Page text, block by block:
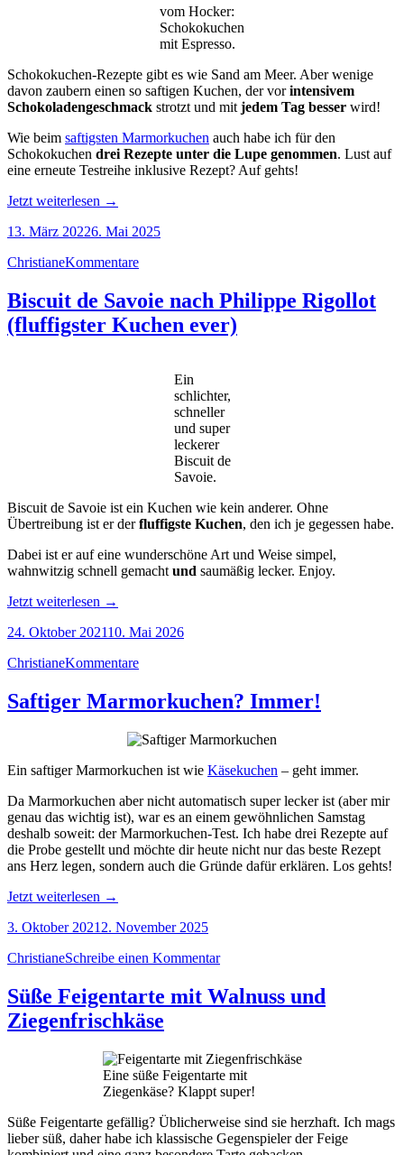
vom Hocker:
Schokokuchen
mit Espresso.
Schokokuchen-Rezepte gibt es wie Sand am Meer. Aber wenige
davon zaubern einen so saftigen Kuchen, der vorintensivem
Schokoladengeschmack strotzt und mit jedem Tag besser wird!
Wie beim saftigsten Marmorkuchen auch habe ich für den
Schokokuchen drei Rezepte unter die Lupe genommen. Lust auf
eine erneute Testreihe inklusive Rezept? Auf gehts!
Jetzt weiterlesen „Schokokuchen
Espresso
Karamellglasur“
→
13. März 20226. Mai 2025
ChristianeKommentare
Biscuit de Savoie nach Philippe Rigollot
(fluffigster Kuchen ever)
Ein
schlichter,
schneller
und super
leckerer
Biscuit de
Savoie.
Biscuit de Savoie ist ein Kuchen wie kein anderer. Ohne
Übertreibung ist er derfluffigste Kuchen, den ich je gegessen habe.
Dabei ist er auf eine wunderschöne Art und Weise simpel,
wahnwitzig schnell gemacht und saumäßig lecker. Enjoy.
Jetzt weiterlesen „Biscuit
Savoie
Philippe
(fluffigster
Kuchen
ever)“
→
24. Oktober 202110. Mai 2026
ChristianeKommentare
Saftiger Marmorkuchen? Immer!
Ein saftiger Marmorkuchen ist wie Käsekuchen – geht immer.
Da Marmorkuchen aber nicht automatisch super lecker ist (aber mir
genau das wichtig ist), war es an einem gewöhnlichen Samstag
deshalb soweit: der Marmorkuchen-Test. Ich habe drei Rezepte auf
die Probe gestellt und möchte dir heute nicht nur das beste Rezept
ans Herz legen, sondern auch die Gründe dafür erklären. Los gehts!
Jetzt weiterlesen „Saftiger
Immer!“
→
3. Oktober 2021 2. November 2025
ChristianeSchreibe einen Kommentar
Süße Feigentarte mit Walnuss und
Ziegenfrischkäse
Eine süße Feigentarte mit
Ziegenkäse? Klappt super!
Süße Feigentarte gefällig? Üblicherweise sind sie herzhaft. Ich mags
lieber süß, daher habe ich klassische Gegenspieler der Feige